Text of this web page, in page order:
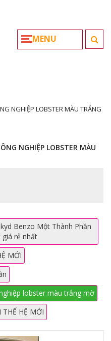
MENU
NGHIỆP LOBSTER MÀU TRẮNG
NGHIỆP LOBSTER MÀU
Benzo Một Thành Phần
giá rẻ nhất
MỚI
lobster màu trắng mờ
THẾ HỆ MỚI